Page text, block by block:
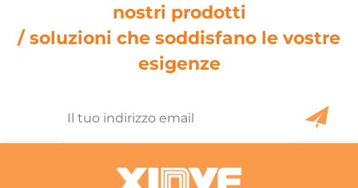
nostri prodotti
/ soluzioni che soddisfano le vostre
esigenze